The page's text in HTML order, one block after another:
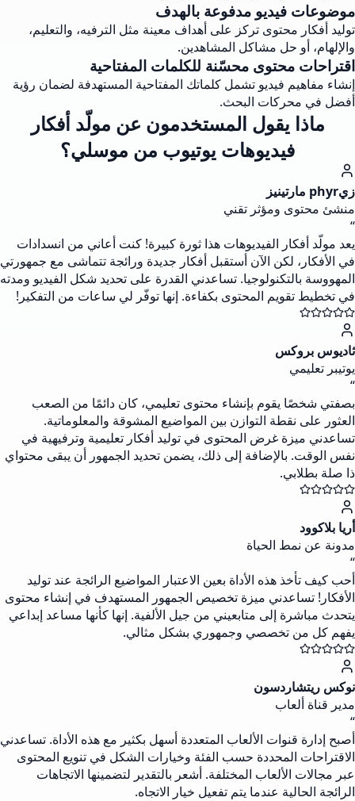
موضوعات فيديو مدفوعة بالهدف
توليد أفكار محتوى تركز على أهداف معينة مثل الترفيه، والتعليم،
والإلهام، أو حل مشاكل المشاهدين.
اقتراحات محتوى محسّنة للكلمات المفتاحية
إنشاء مفاهيم فيديو تشمل كلماتك المفتاحية المستهدفة لضمان رؤية
أفضل في محركات البحث.
ماذا يقول المستخدمون عن مولّد أفكار
فيديوهات يوتيوب من موسلي؟
زيphyr مارتينيز
منشئ محتوى ومؤثر تقني
“
يعد مولّد أفكار الفيديوهات هذا ثورة كبيرة! كنت أعاني من انسدادات
في الأفكار، لكن الآن أستقبل أفكار جديدة ورائجة تتماشى مع جمهورتي
المهووسة بالتكنولوجيا. تساعدني القدرة على تحديد شكل الفيديو ومدته
في تخطيط تقويم المحتوى بكفاءة. إنها توفّر لي ساعات من التفكير!
ثاديوس بروكس
يوتيبر تعليمي
“
بصفتي شخصًا يقوم بإنشاء محتوى تعليمي، كان دائمًا من الصعب
العثور على نقطة التوازن بين المواضيع المشوقة والمعلوماتية.
تساعدني ميزة غرض المحتوى في توليد أفكار تعليمية وترفيهية في
نفس الوقت. بالإضافة إلى ذلك، يضمن تحديد الجمهور أن يبقى محتواي
ذا صلة بطلابي.
أريا بلاكوود
مدونة عن نمط الحياة
“
أحب كيف تأخذ هذه الأداة بعين الاعتبار المواضيع الرائجة عند توليد
الأفكار! تساعدني ميزة تخصيص الجمهور المستهدف في إنشاء محتوى
يتحدث مباشرة إلى متابعيني من جيل الألفية. إنها كأنها مساعد إبداعي
يفهم كل من تخصصي وجمهوري بشكل مثالي.
نوكس ريتشاردسون
مدير قناة ألعاب
“
أصبح إدارة قنوات الألعاب المتعددة أسهل بكثير مع هذه الأداة. تساعدني
الاقتراحات المحددة حسب الفئة وخيارات الشكل في تنويع المحتوى
عبر مجالات الألعاب المختلفة. أشعر بالتقدير لتضمينها الاتجاهات
الرائجة الحالية عندما يتم تفعيل خيار الاتجاه.